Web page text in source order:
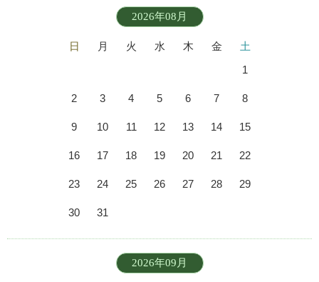
2026年08月
日 月 火 水 木 金
土
1
2 3 4 5 6 7 8
9 10 11 12 13 14 15
16 17 18 19 20 21 22
23 24 25 26 27 28 29
30 31
2026年09月